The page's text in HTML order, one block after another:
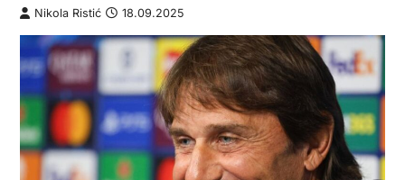
Nikola Ristić 18.09.2025